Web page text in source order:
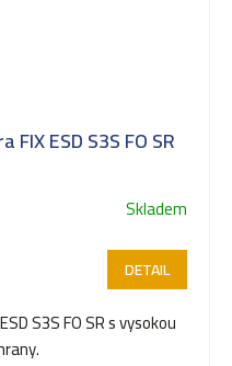
ESD S3S FO SR
Skladem
DETAIL
S3S FO SR s vysokou